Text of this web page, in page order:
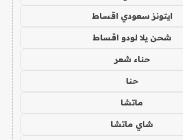
ايتونز سعودي اقساط
شحن يلا لودو اقساط
حناء شعر
حنا
ماتشا
شاي ماتشا